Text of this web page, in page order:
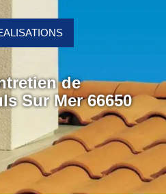
de
Sur Mer 66650